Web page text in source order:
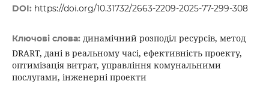
DOI: https://doi.org/10.31732/2663-2209-2025-77-299-308
Ключові слова: динамічний розподіл ресурсів, метод
DRART, дані в реальному часі, ефективність проекту,
оптимізація витрат, управління комунальними
послугами, інженерні проекти